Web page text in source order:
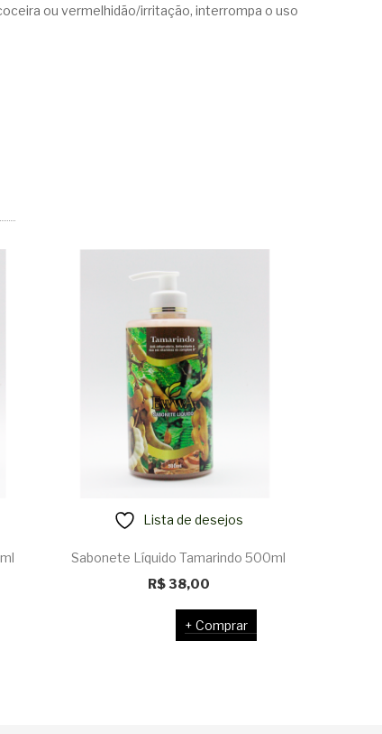
ou vermelhidão/irritação, interrompa o uso
Lista de desejos
Sabonete Líquido Tamarindo 500ml
R$38,00
Comprar